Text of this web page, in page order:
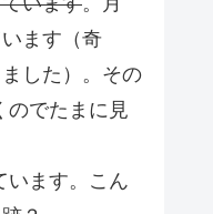
ます（奇
した）。その
のでたまに見
います。こん